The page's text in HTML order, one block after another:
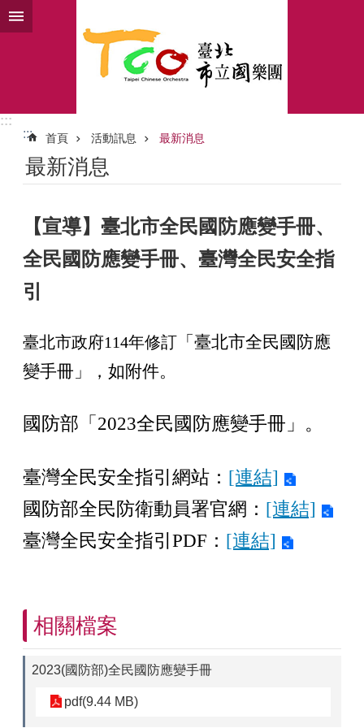
跳到主要內容區塊
:::
:::
首頁 活動訊息 最新消息
最新消息
【宣導】臺北市全民國防應變手冊、
全民國防應變手冊、臺灣全民安全指
引
臺北市政府114年修訂 「臺北市全民國防應
變手冊」，如附件。
國防部「2023全民國防應變手冊」。
臺灣全民安全指引網站： [連結]
國防部全民防衛動員署官網： [連結]
臺灣全民安全指引PDF： [連結]
相關檔案
2023(國防部)全民國防應變手冊
pdf(9.44 MB)